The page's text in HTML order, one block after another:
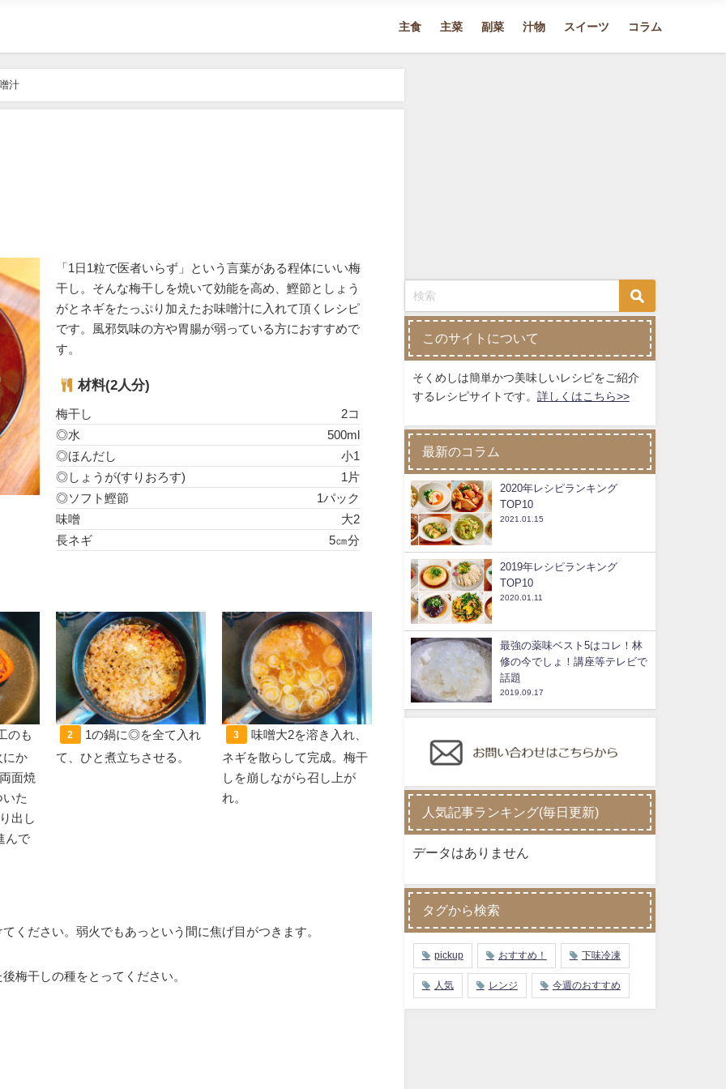
主食 主菜 副菜 汁物 スイーツ コラム
汁
「1日1粒で医者いらず」という言葉がある程体にいい梅
干し。そんな梅干しを焼いて効能を高め、鰹節としょう
がとネギをたっぷり加えたお味噌汁に入れて頂くレシピ
です。風邪気味の方や胃腸が弱っている方におすすめで
す。
材料(2人分)
梅干し
2コ
◎水
500ml
◎ほんだし
小1
◎しょうが(すりおろす)
1片
◎ソフト鰹節
1パック
味噌
大2
長ネギ
5㎝分
のも
にか
面焼
た
出し
んで
2
1の鍋に◎を全て入れ
て、ひと煮立ちさせる。
3
味噌大2を溶き入れ、
ネギを散らして完成。梅干
しを崩しながら召し上が
れ。
ください。弱火でもあっという間に焦げ目がつきます。
梅干しの種をとってください。
このサイトについて
そくめしは簡単かつ美味しいレシピをご紹介
するレシピサイトです。 詳しくはこちら>>
最新のコラム
2020年レシピランキング
TOP10
2021.01.15
2019年レシピランキング
TOP10
2020.01.11
最強の薬味ベスト5はコレ！林
修の今でしょ！講座等テレビで
話題
2019.09.17
人気記事ランキング(毎日更新)
データはありません
タグから検索
pickup おすすめ！ 下味冷凍
人気 レンジ 今週のおすすめ